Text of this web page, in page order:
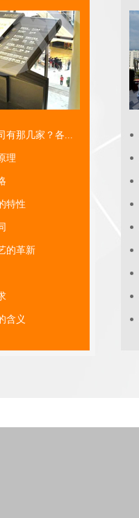
有那几家？各...
理
特性
的革新
含义